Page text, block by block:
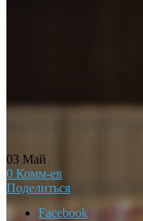
03 Май
0 Комм-ев
Поделиться
Facebook